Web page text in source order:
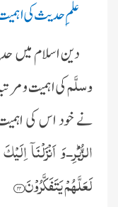
علمِ حدیث کی
دین اسلام میں
وسلَّمکی اہمیت و
نے خود اس کی
الزُّبُرِؕ-وَ اَنْزَلْنَاۤ
لَعَلَّهُمْ یَتَفَكَّرُوْنَ(۴۴)